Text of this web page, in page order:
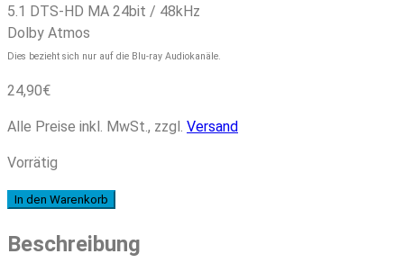
5.1 DTS-HD MA 24bit / 48kHz
Dolby Atmos
Dies bezieht sich nur auf die Blu-ray Audiokanäle.
24,90€
Alle Preise inkl. MwSt., zzgl. Versand
Vorrätig
Kraftwerk
Radio-
In den Warenkorb
Beschreibung